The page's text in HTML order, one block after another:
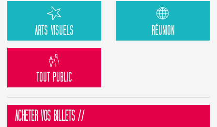
ARTS VISUELS RÉUNION
TOUT PUBLIC
ACHETER VOS BILLETS //